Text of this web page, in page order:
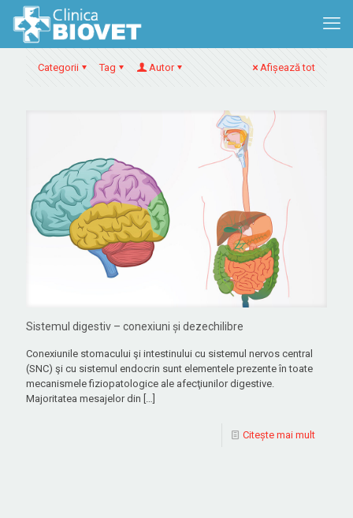
Categorii Tag Autor Afișează tot
Sistemul digestiv – conexiuni și dezechilibre
Conexiunile stomacului şi intestinului cu sistemul nervos central
(SNC) şi cu sistemul endocrin sunt elementele prezente în toate
mecanismele fiziopatologice ale afecţiunilor digestive.
Majoritatea mesajelor din
Citește mai mult